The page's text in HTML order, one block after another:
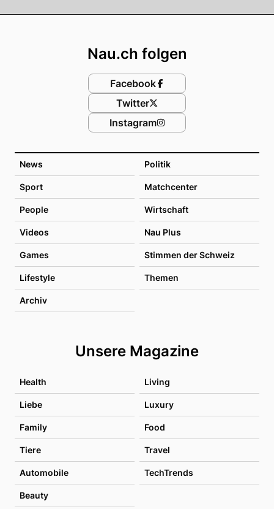
News Politik
Sport Matchcenter
People Wirtschaft
Videos Nau Plus
Games Stimmen der Schweiz
Lifestyle Themen
Archiv
Unsere Magazine
Health Living
Liebe Luxury
Family Food
Tiere Travel
Automobile TechTrends
Beauty
Nau.ch folgen
Facebook
Twitter
Instagram